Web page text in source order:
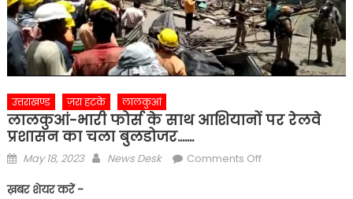
उत्तराखण्ड ज़रा हटके लालकुआं
लालकुआं-भारी फोर्स के साथ आशियानों पर रेलवे
प्रशासन का चला बुलडोजर…….
Posted
May 18, 2023 Author
News Desk Comments Offon
ख़बर शेयर करें -